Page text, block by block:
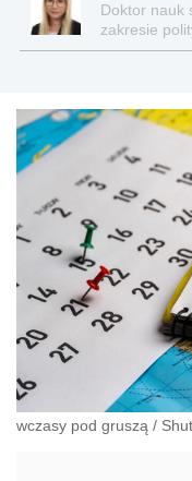
Doktor nauk
zakresie
wczasy pod gruszą /